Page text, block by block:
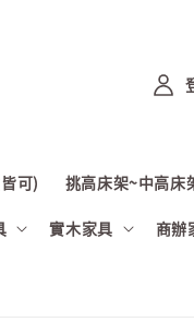
可) 挑高床架~中高床
實木家具 商辦